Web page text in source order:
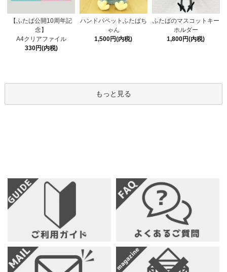
【ふたば公開10周年記
念】
A4クリアファイル
330円(内税)
ハンドパペットふたばち
ゃん
1,500円(内税)
ふたばのマスコットキー
ホルダー
1,800円(内税)
もっと見る